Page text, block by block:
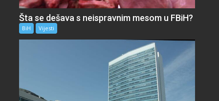
Šta se dešava s neispravnim mesom u FBiH?
BiH Vijesti